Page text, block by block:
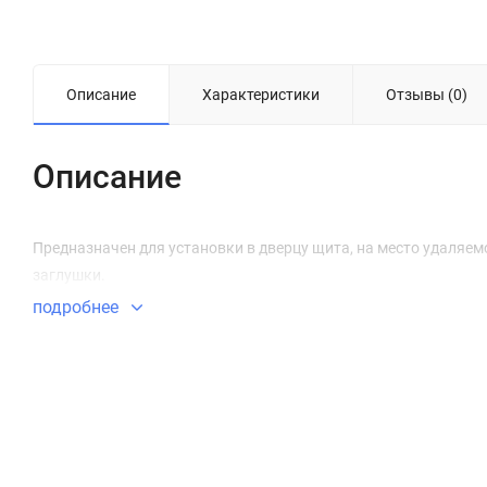
Описание Характеристики Отзывы (0)
Описание
Предназначен для установки в дверцу щита, на место
заглушки.
подробнее